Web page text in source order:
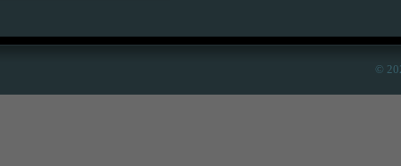
©